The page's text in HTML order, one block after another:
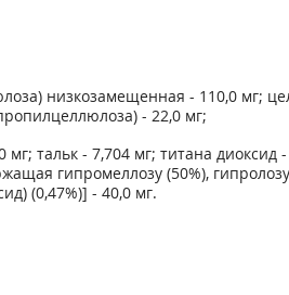
низкозамещенная - 110,0 мг;
- 22,0 мг;
тальк - 7,704 мг; титана диоксид
гипромеллозу (50%),
(0,47%)] - 40,0 мг.